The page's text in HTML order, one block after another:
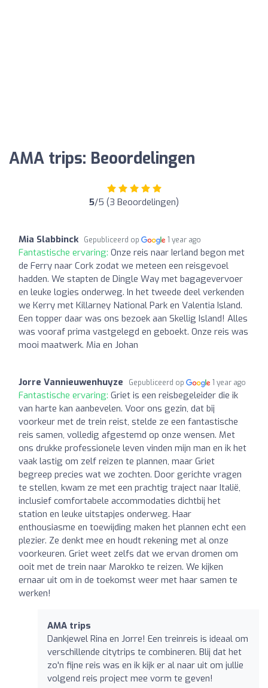
AMA trips: Beoordelingen
5/5 (3 Beoordelingen)
Mia Slabbinck Gepubliceerd op 1 year ago
Fantastische ervaring: Onze reis naar Ierland begon met
de Ferry naar Cork zodat we meteen een reisgevoel
hadden. We stapten de Dingle Way met bagagevervoer
en leuke logies onderweg. In het tweede deel verkenden
we Kerry met Killarney National Park en Valentia Island.
Een topper daar was ons bezoek aan Skellig Island! Alles
was vooraf prima vastgelegd en geboekt. Onze reis was
mooi maatwerk. Mia en Johan
Jorre Vannieuwenhuyze Gepubliceerd op 1 year ago
Fantastische ervaring: Griet is een reisbegeleider die ik
van harte kan aanbevelen. Voor ons gezin, dat bij
voorkeur met de trein reist, stelde ze een fantastische
reis samen, volledig afgestemd op onze wensen. Met
ons drukke professionele leven vinden mijn man en ik het
vaak lastig om zelf reizen te plannen, maar Griet
begreep precies wat we zochten. Door gerichte vragen
te stellen, kwam ze met een prachtig traject naar Italië,
inclusief comfortabele accommodaties dichtbij het
station en leuke uitstapjes onderweg. Haar
enthousiasme en toewijding maken het plannen echt een
plezier. Ze denkt mee en houdt rekening met al onze
voorkeuren. Griet weet zelfs dat we ervan dromen om
ooit met de trein naar Marokko te reizen. We kijken
ernaar uit om in de toekomst weer met haar samen te
werken!
AMA trips
Dankjewel Rina en Jorre! Een treinreis is ideaal om
verschillende citytrips te combineren. Blij dat het
zo'n fijne reis was en ik kijk er al naar uit om jullie
volgend reis project mee vorm te geven!